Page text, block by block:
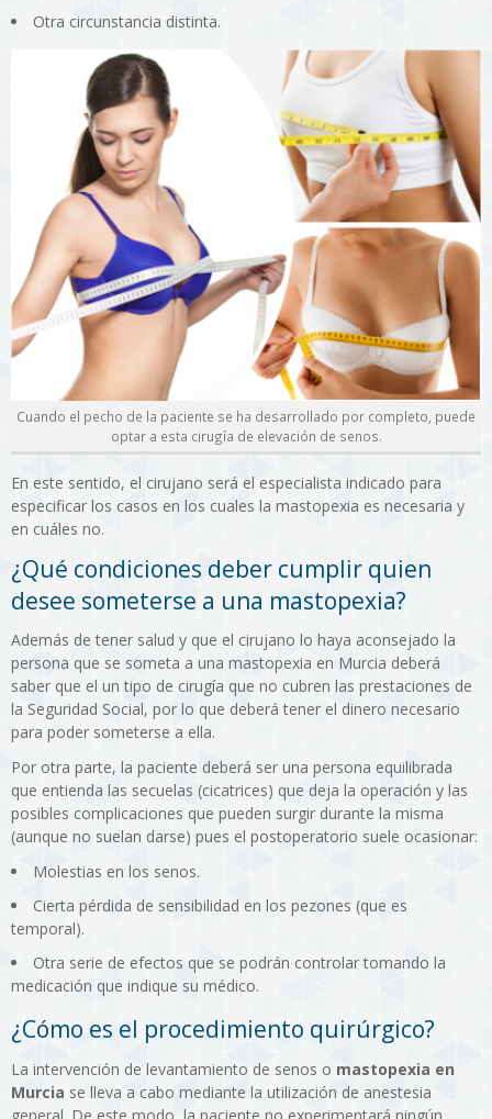
Otra circunstancia distinta.
Cuando el pecho de la paciente se ha desarrollado por completo, puede
optar a esta cirugía de elevación de senos.
En este sentido, el cirujano será el especialista indicado para
especificar los casos en los cuales la mastopexia es necesaria y
en cuáles no.
¿Qué condiciones deber cumplir quien
desee someterse a una mastopexia?
Además de tener salud y que el cirujano lo haya aconsejado la
persona que se someta a una mastopexia en Murcia deberá
saber que el un tipo de cirugía que no cubren las prestaciones de
la Seguridad Social, por lo que deberá tener el dinero necesario
para poder someterse a ella.
Por otra parte, la paciente deberá ser una persona equilibrada
que entienda las secuelas (cicatrices) que deja la operación y las
posibles complicaciones que pueden surgir durante la misma
(aunque no suelan darse) pues el postoperatorio suele ocasionar:
Molestias en los senos.
Cierta pérdida de sensibilidad en los pezones (que es
temporal).
Otra serie de efectos que se podrán controlar tomando la
medicación que indique su médico.
¿Cómo es el procedimiento quirúrgico?
La intervención de levantamiento de senos o mastopexia en
Murcia se lleva a cabo mediante la utilización de anestesia